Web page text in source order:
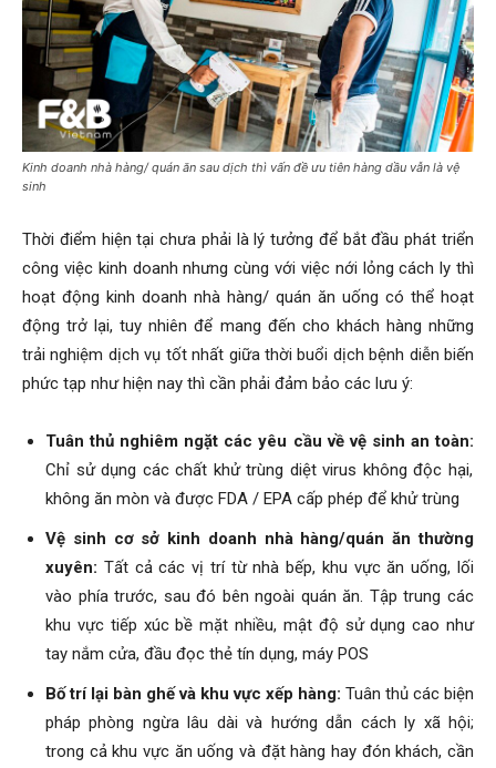
Kinh doanh nhà hàng/ quán ăn sau dịch thì vấn đề ưu tiên hàng dầu vẫn là vệ
sinh
Thời điểm hiện tại chưa phải là lý tưởng để bắt đầu phát triển
công việc kinh doanh nhưng cùng với việc nới lỏng cách ly thì
hoạt động kinh doanh nhà hàng/ quán ăn uống có thể hoạt
động trở lại, tuy nhiên để mang đến cho khách hàng những
trải nghiệm dịch vụ tốt nhất giữa thời buổi dịch bệnh diễn biến
phức tạp như hiện nay thì cần phải đảm bảo các lưu ý:
Tuân thủ nghiêm ngặt các yêu cầu về vệ sinh an toàn:
Chỉ sử dụng các chất khử trùng diệt virus không độc hại,
không ăn mòn và được FDA / EPA cấp phép để khử trùng
Vệ sinh cơ sở kinh doanh nhà hàng/quán ăn thường
xuyên: Tất cả các vị trí từnhà bếp, khu vực ăn uống, lối
vào phía trước, sau đó bên ngoài quán ăn. Tập trung các
khu vực tiếp xúc bề mặt nhiều, mật độ sử dụng cao như
tay nắm cửa, đầu đọc thẻ tín dụng, máy POS
Bố trí lại bàn ghế và khu vực xếp hàng: Tuân thủ các biện
pháp phòng ngừa lâu dài và hướng dẫn cách ly xã hội;
trong cả khu vực ăn uống và đặt hàng hay đón khách, cần